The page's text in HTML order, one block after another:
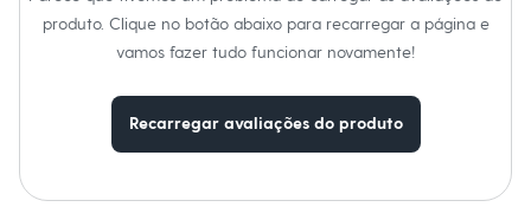
Dia dos Pais
Camisetas e Regatas
Casacos e Jaquetas
produto. Clique no botão abaixo para recarregar a página e
vamos fazer tudo funcionar novamente!
Recarregar avaliações do produto